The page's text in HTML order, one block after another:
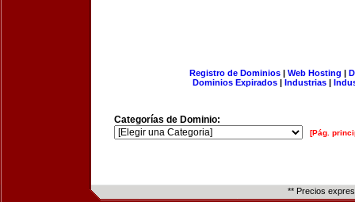
Registro de Dominios| Web Hosting |
Dominios Expirados | Industrias |
Categorías de Dominio:
[Pág.
** Precios